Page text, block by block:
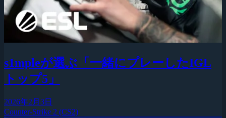
s1mpleが選ぶ「一緒にプレーしたIGL
トップ5」
2026年2月3日
Counter-Strike 2 (CS2)